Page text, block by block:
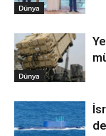
Dünya
Dünya